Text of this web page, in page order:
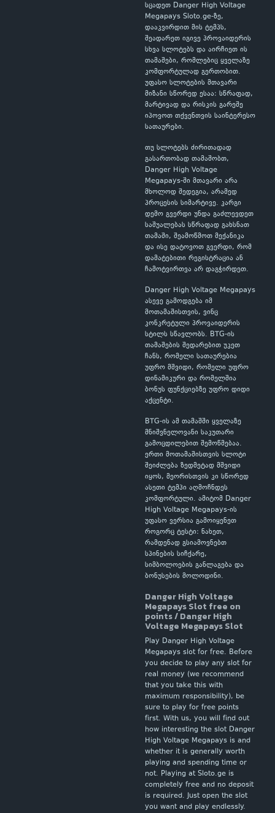
სცადეთ Danger High Voltage
Megapays Sloto.ge-ზე,
დააკვირდით მის ტემპს,
შეადარეთ იგივე პროვაიდერის
სხვა სლოტებს და აირჩიეთ ის
თამაშები, რომლებიც ყველაზე
კომფორტულად გერთობით.
უფასო სლოტების მთავარი
მიზანი სწორედ ესაა: სწრაფად,
მარტივად და რისკის გარეშე
იპოვოთ თქვენთვის საინტერესო
სათაურები.
თუ სლოტებს ძირითადად
გასართობად თამაშობთ,
Danger High Voltage
Megapays-ში მთავარი არა
მხოლოდ შედეგია, არამედ
პროცესის სიმარტივე. კარგი
დემო გვერდი უნდა გაძლევდეთ
საშუალებას სწრაფად გახსნათ
თამაში, შეამოწმოთ მექანიკა
და ისე დატოვოთ გვერდი, რომ
დამატებითი რეგისტრაცია ან
ჩამოტვირთვა არ დაგჭირდეთ.
Danger High Voltage Megapays
ასევე გამოდგება იმ
მოთამაშისთვის, ვინც
კონკრეტული პროვაიდერის
სტილს სწავლობს. BTG-ის
თამაშების შედარებით უკეთ
ჩანს, რომელი სათაურებია
უფრო მშვიდი, რომელი უფრო
დინამიკური და რომელშია
ბონუს ფუნქციებზე უფრო დიდი
აქცენტი.
BTG-ის ამ თამაშში ყველაზე
მნიშვნელოვანი საკუთარი
გამოცდილებით შემოწმებაა.
ერთი მოთამაშისთვის სლოტი
შეიძლება ზედმეტად მშვიდი
იყოს, მეორისთვის კი სწორედ
ასეთი ტემპი აღმოჩნდეს
კომფორტული. ამიტომ Danger
High Voltage Megapays-ის
უფასო ვერსია გამოიყენეთ
როგორც ტესტი: ნახეთ,
რამდენად გსიამოვნებთ
სპინების სიჩქარე,
სიმბოლოების განლაგება და
ბონუსების მოლოდინი.
Danger High Voltage
Megapays Slot free on
points / Danger High
Voltage Megapays Slot
Play Danger High Voltage
Megapays slot for free. Before
you decide to play any slot for
real money (we recommend
that you take this with
maximum responsibility), be
sure to play for free points
first. With us, you will find out
how interesting the slot Danger
High Voltage Megapays is and
whether it is generally worth
playing and spending time or
not. Playing at Sloto.ge is
completely free and no deposit
is required. Just open the slot
you want and play endlessly.